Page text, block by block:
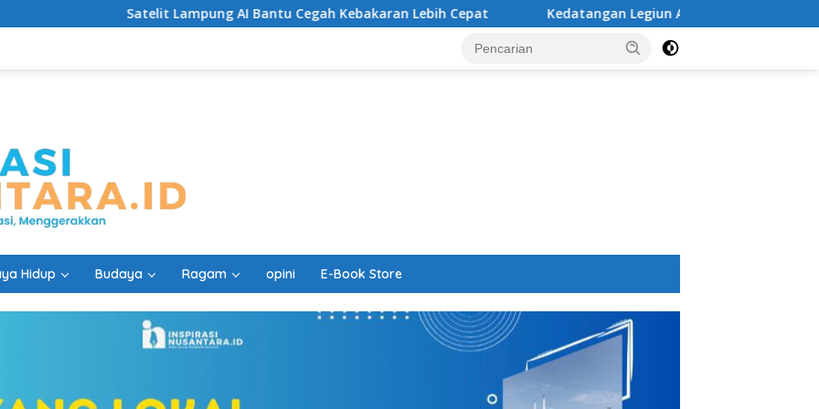
Satelit Lampung AI Bantu Cegah Kebakaran Lebih Cepat Kedatangan Legiun Asing Baru PSM Makassar Kian Nyata
Hidup Budaya Ragam opini E-Book Store